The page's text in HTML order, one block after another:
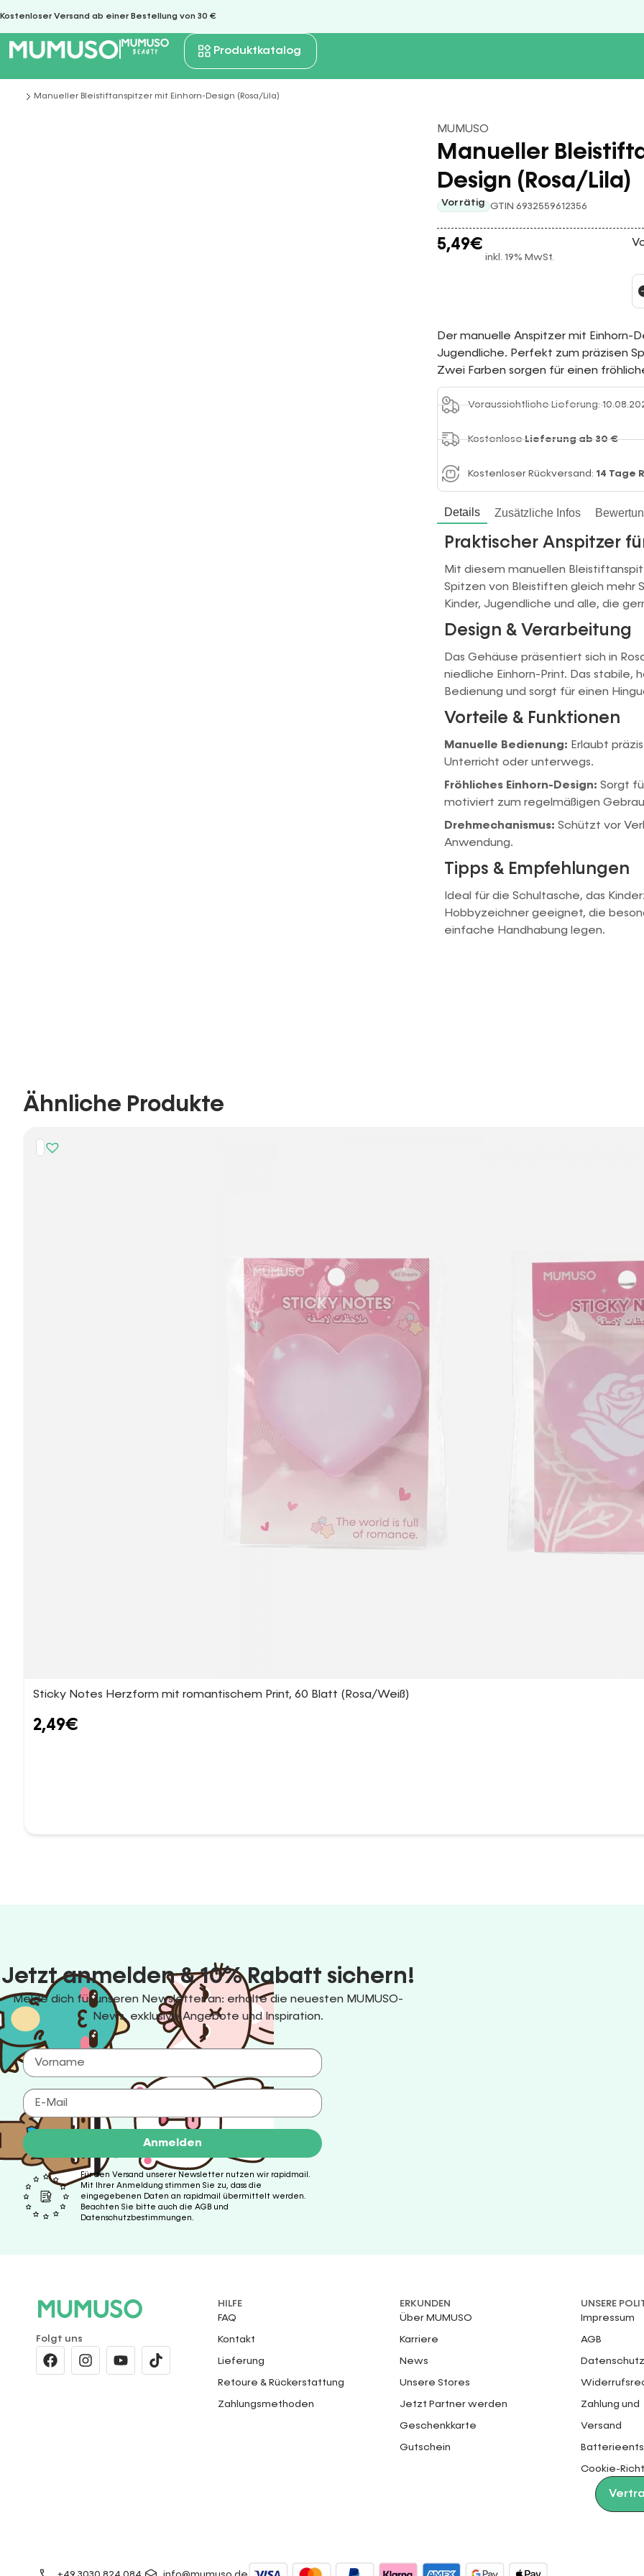
Kostenloser Versand ab einer Bestellung von 30 €
Produktkatalog
Sie befinden sich hier:
Manueller Bleistiftanspitzer mit Einhorn-Design (Rosa/Lila)
MUMUSO
Manueller
Design (Rosa/Lila)
Vorrätig GTIN 6932559612356
5,49€
inkl. 19% MwSt.
Der manuelle Anspitzer mit Einhorn-
Jugendliche. Perfekt zum präzisen
Zwei Farben sorgen für einen
Voraussichtliche Lieferung:
KostenloseLieferung ab 30 €
Kostenloser Rückversand: 14 Tage
Details Zusätzliche Infos
Praktischer Anspitzer
Mit diesem manuellen
Spitzen von Bleistiften gleich mehr
Kinder, Jugendliche und alle, die
Design & Verarbeitung
Das Gehäuse präsentiert sich in
niedliche Einhorn-Print. Das
Bedienung und sorgt für einen
Vorteile & Funktionen
Manuelle Bedienung: Erlaubt
Unterricht oder unterwegs.
Fröhliches Einhorn-Design: Sorgt
motiviert zum regelmäßigen
Drehmechanismus: Schützt vor
Anwendung.
Tipps & Empfehlungen
Ideal für die Schultasche, das
Hobbyzeichner geeignet, die
einfache Handhabung legen.
Ähnliche Produkte
Sticky Notes Herzform mit romantischem Print, 60 Blatt (Rosa/Weiß)
2,49€
Jetzt anmelden & 10% Rabatt sichern!
Melde dich für unseren Newsletter an: erhalte die neuesten MUMUSO-
News, exklusive Angebote und Inspiration.
Anmelden
Für den Versand unserer Newsletter nutzen wir rapidmail.
Mit Ihrer Anmeldung stimmen Sie zu, dass die
eingegebenen Daten an rapidmail übermittelt werden.
Beachten Sie bitte auch die AGB und
Datenschutzbestimmungen.
Folgt uns
HILFE
FAQ
Kontakt
Lieferung
Retoure & Rückerstattung
Zahlungsmethoden
ERKUNDEN
Über MUMUSO
Karriere
News
Unsere Stores
Jetzt Partner werden
Geschenkkarte
Gutschein
UNSERE
Impressum
AGB
Zahlung und
Versand
Cookie-